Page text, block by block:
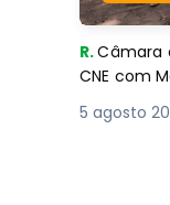
R.Câmara
CNE
5 agosto